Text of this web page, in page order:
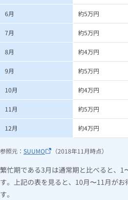
6月 約5万円
7月 約5万円
8月 約4万円
9月 約5万円
10月 約4万円
11月 約5万円
12月 約4万円
参照元： SUUMO （2018年11月時点）
繁忙期である3月は通常期と比べると、1
す。上記の表を見ると、10月〜11月が
す。